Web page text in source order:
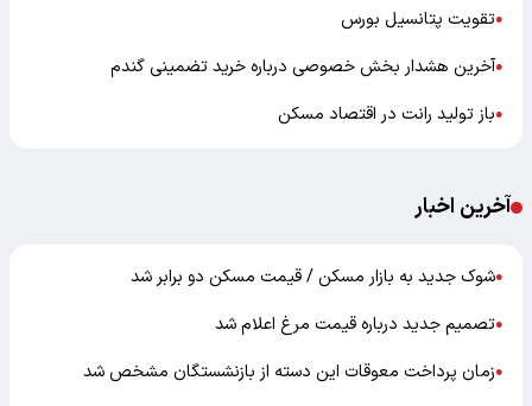
●تقویت پتانسیل بورس
●آخرین هشدار بخش خصوصی درباره خرید تضمینی گندم
●باز تولید رانت در اقتصاد مسکن
آخرین اخبار
●شوک جدید به بازار مسکن / قیمت مسکن دو برابر شد
●تصمیم جدید درباره قیمت مرغ اعلام شد
●زمان پرداخت معوقات این دسته از بازنشستگان مشخص شد